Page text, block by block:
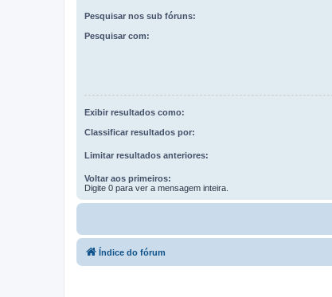
Pesquisar nos sub fóruns:
Pesquisar com:
Exibir resultados como:
Classificar resultados por:
Limitar resultados anteriores:
Voltar aos primeiros:
Digite 0 para ver a mensagem inteira.
Índice do fórum